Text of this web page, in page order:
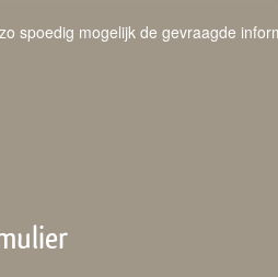
spoedig mogelijk de gevraagde